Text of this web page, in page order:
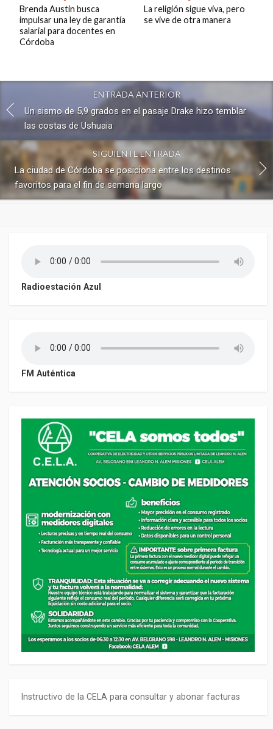
Brenda Austin busca
impulsar una ley de garantía
salarial para docentes en
Córdoba
La religión sigue viva, pero
se vive de otra manera
ENTRADA ANTERIOR
Un sismo de 5,9 grados en el pasaje Drake hizo temblar
las costas de Ushuaia
SIGUIENTE ENTRADA
La ciudad de Córdoba se posiciona entre los destinos
favoritos para el fin de semana largo
Radioestación Azul
FM Auténtica
Instructivo de la CELA para consultar y abonar facturas